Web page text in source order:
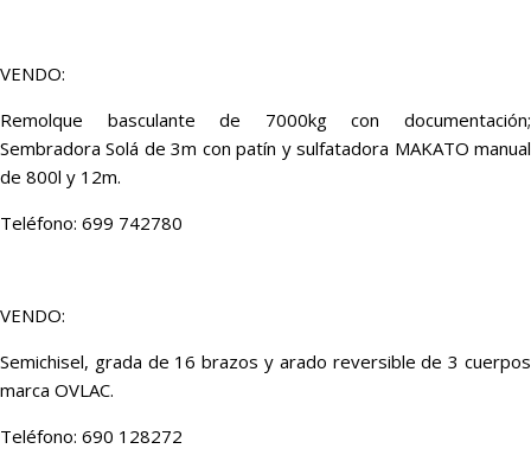
VENDO:
Remolque basculante de 7000kg con documentación;
Sembradora Solá de 3m con patín y sulfatadora MAKATO manual
de 800l y 12m.
Teléfono: 699 742780
VENDO:
Semichisel, grada de 16 brazos y arado reversible de 3 cuerpos
marca OVLAC.
Teléfono: 690 128272